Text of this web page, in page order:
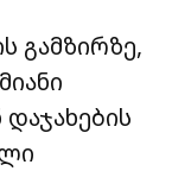
გამზირზე,